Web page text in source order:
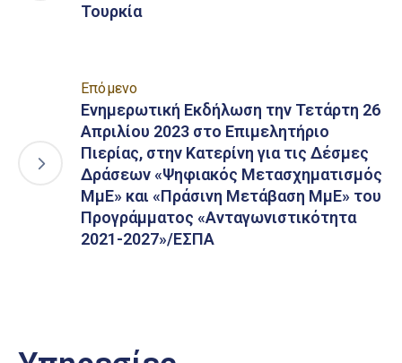
Τουρκία
Επόμενο
Ενημερωτική Εκδήλωση την Τετάρτη 26
Απριλίου 2023 στο Επιμελητήριο
Πιερίας, στην Κατερίνη για τις Δέσμες
Δράσεων «Ψηφιακός Μετασχηματισμός
ΜμΕ» και «Πράσινη Μετάβαση ΜμΕ» του
Προγράμματος «Ανταγωνιστικότητα
2021-2027»/ΕΣΠΑ